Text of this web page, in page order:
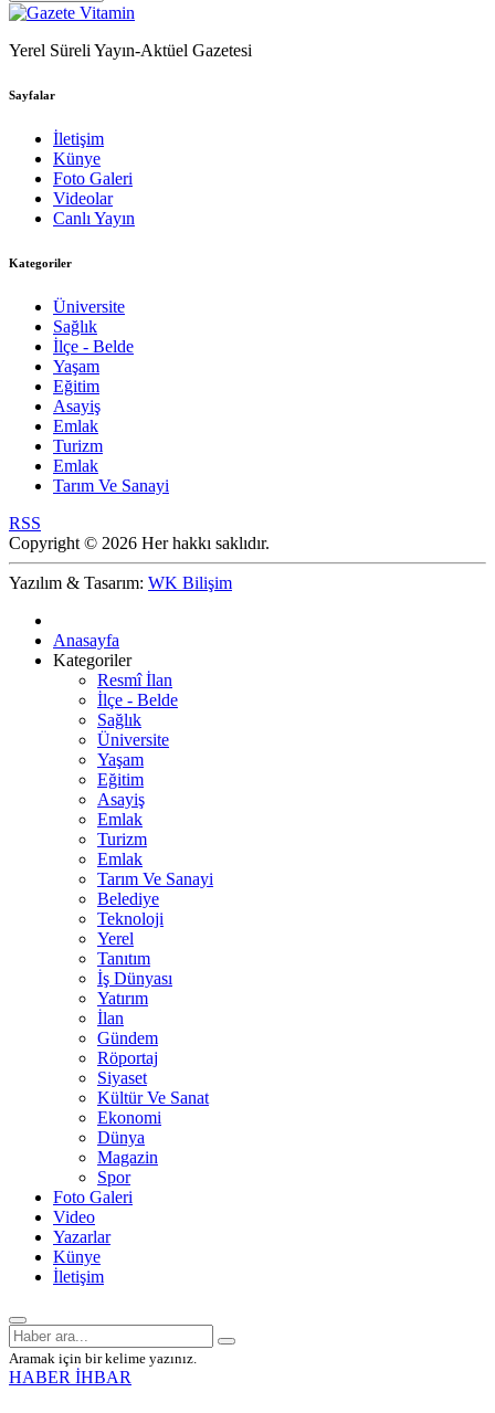
Yerel Süreli Yayın-Aktüel Gazetesi
Sayfalar
İletişim
Künye
Foto Galeri
Videolar
Canlı Yayın
Kategoriler
Üniversite
Sağlık
İlçe - Belde
Yaşam
Eğitim
Asayiş
Emlak
Turizm
Emlak
Tarım Ve Sanayi
RSS
Copyright © 2026 Her hakkı saklıdır.
Yazılım & Tasarım: WK Bilişim
Anasayfa
Kategoriler
Resmî İlan
İlçe - Belde
Sağlık
Üniversite
Yaşam
Eğitim
Asayiş
Emlak
Turizm
Emlak
Tarım Ve Sanayi
Belediye
Teknoloji
Yerel
Tanıtım
İş Dünyası
Yatırım
İlan
Gündem
Röportaj
Siyaset
Kültür Ve Sanat
Ekonomi
Dünya
Magazin
Spor
Foto Galeri
Video
Yazarlar
Künye
İletişim
Aramak için bir kelime yazınız.
HABER İHBAR